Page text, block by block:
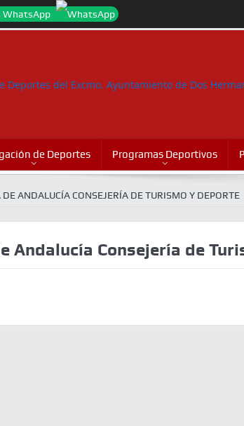
WhatsApp
de Deportes Programas Deportivos
DE ANDALUCÍA CONSEJERÍA DE TURISMO Y DEPORTE
Andalucía Consejería de